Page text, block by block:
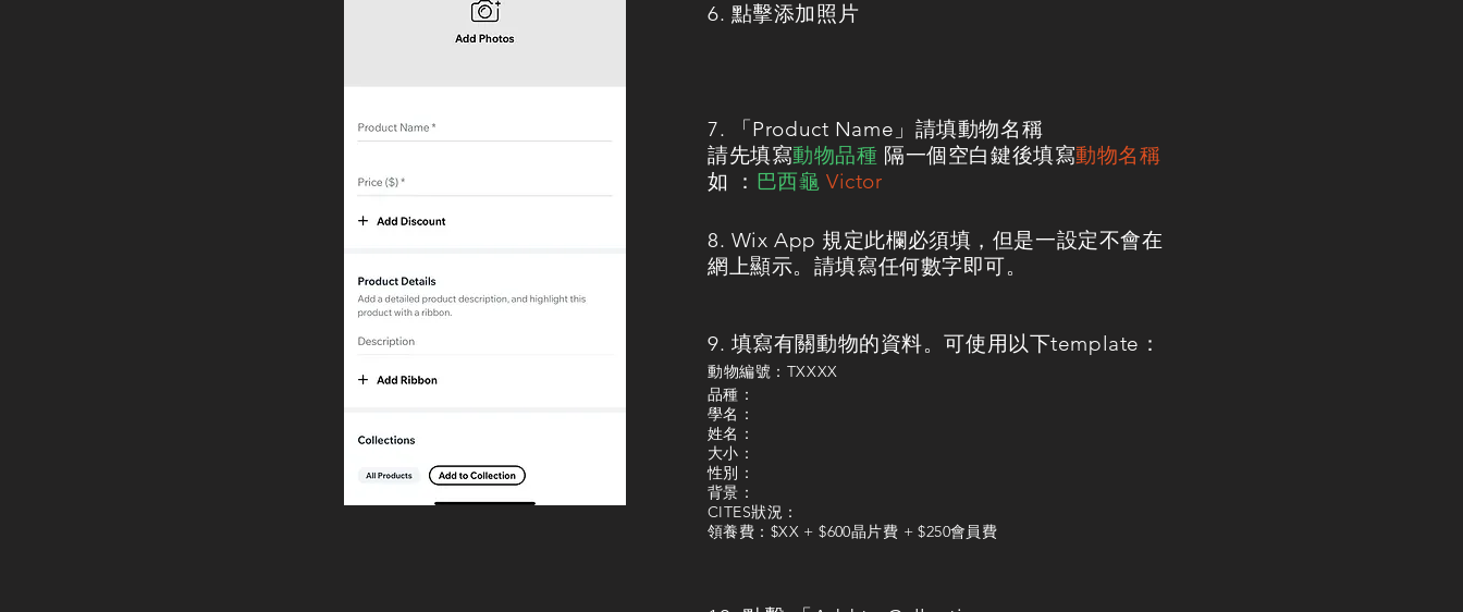
6. 點擊添加照片
7. 「Product Name」請填動物名稱
請先填寫動物品種 隔一個空白鍵後填寫動物名稱
​如 ： 巴西龜 Victor
8. Wix App 規定此欄必須填，但是一設定不會在
網上顯示。請填寫任何數字即可。
9. 填寫有關動物的資料。可使用以下template：
​動物編號：TXXXX
品種：
學名：
姓名：
大小：
性別：
背景：
CITES狀況：
​領養費：$XX + $600晶片費 + $250會員費